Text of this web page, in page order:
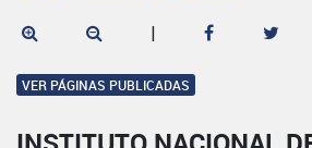
|
VER PÁGINAS PUBLICADAS